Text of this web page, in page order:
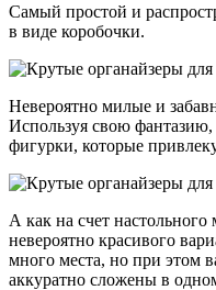
Самый простой и
в виде коробочки.
Невероятно милые и
Используя свою
фигурки, которые
А как на счет
невероятно красивого
много места, но при этом
аккуратно сложены в